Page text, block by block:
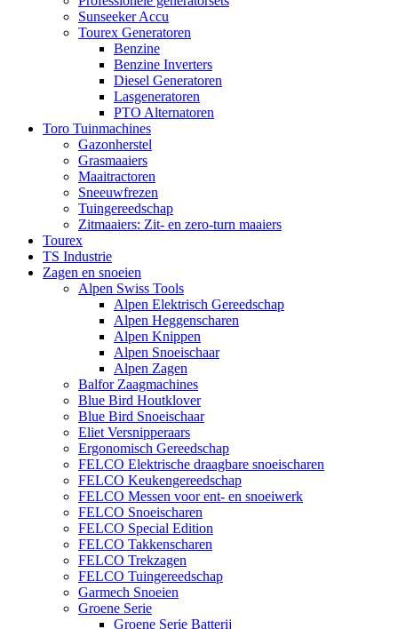
Sunseeker Accu
Tourex Generatoren
Benzine
Benzine Inverters
Diesel Generatoren
Lasgeneratoren
PTO Alternatoren
Toro Tuinmachines
Gazonherstel
Grasmaaiers
Maaitractoren
Sneeuwfrezen
Tuingereedschap
Zitmaaiers: Zit- en zero-turn maaiers
Tourex
TS Industrie
Zagen en snoeien
Alpen Swiss Tools
Alpen Elektrisch Gereedschap
Alpen Heggenscharen
Alpen Knippen
Alpen Snoeischaar
Alpen Zagen
Balfor Zaagmachines
Blue Bird Houtklover
Blue Bird Snoeischaar
Eliet Versnipperaars
Ergonomisch Gereedschap
FELCO Elektrische draagbare snoeischaren
FELCO Keukengereedschap
FELCO Messen voor ent- en snoeiwerk
FELCO Snoeischaren
FELCO Special Edition
FELCO Takkenscharen
FELCO Trekzagen
FELCO Tuingereedschap
Garmech Snoeien
Groene Serie
Groene Serie Batterij